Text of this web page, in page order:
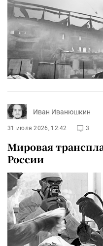
Иван Иванюшкин
31 июля 2026, 12:42 3
Мировая
России